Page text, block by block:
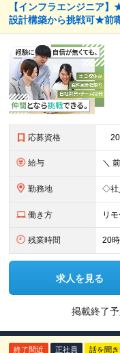
【インフラエンジニア
設計構築から挑戦可★前
応募資格
給与
勤務地
働き方 リ
残業時間 20
求人を見る
掲載終了予
終了間近 正社員 話を聞